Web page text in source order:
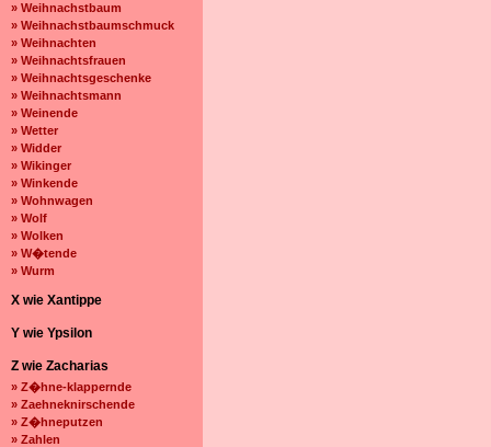
» Weihnachstbaum
» Weihnachstbaumschmuck
» Weihnachten
» Weihnachtsfrauen
» Weihnachtsgeschenke
» Weihnachtsmann
» Weinende
» Wetter
» Widder
» Wikinger
» Winkende
» Wohnwagen
» Wolf
» Wolken
» W�tende
» Wurm
X wie Xantippe
Y wie Ypsilon
Z wie Zacharias
» Z�hne-klappernde
» Zaehneknirschende
» Z�hneputzen
» Zahlen